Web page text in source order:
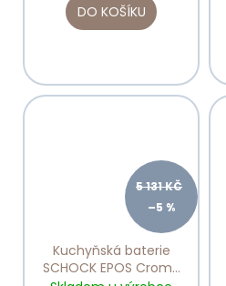
DO KOŠÍKU
5 131 KČ
–5 %
Kuchyňská baterie
SCHOCK EPOS Croma